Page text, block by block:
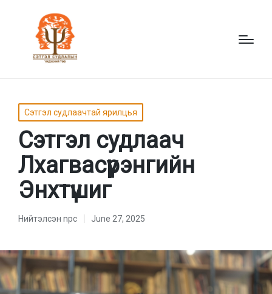
Posted
in
Сэтгэл судлаачтай ярилцья
Сэтгэл судлаач
Лхагвасүрэнгийн
Энхтүшиг
Нийтэлсэн
Нийтэлсэн npc June 27, 2025